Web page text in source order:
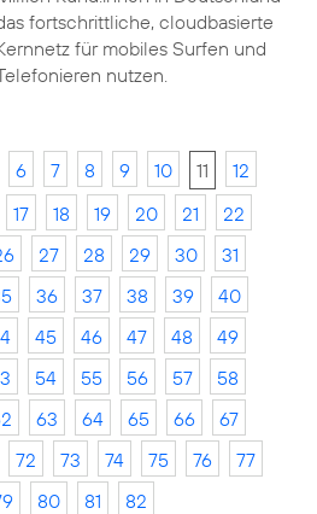
fortschrittliche, cloudbasierte
für mobiles Surfen und
nutzen.
6 7 8 9 10 11
12
17 18 19 20 21
22
27 28 29 30
31
36 37 38 39
40
45 46 47 48
49
54 55 56 57
58
63 64 65 66
67
72 73 74 75 76
77
80 81 82